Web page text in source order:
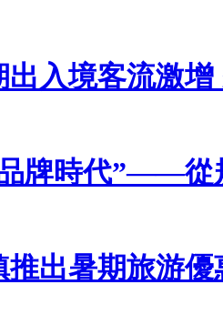
入境客流激
牌時代”——從
推出暑期旅游優